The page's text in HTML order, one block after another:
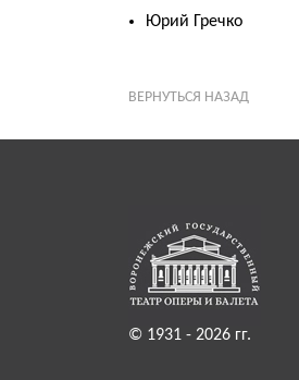
Юрий Гречко
ВЕРНУТЬСЯ НАЗАД
© 1931 - 2026 гг.